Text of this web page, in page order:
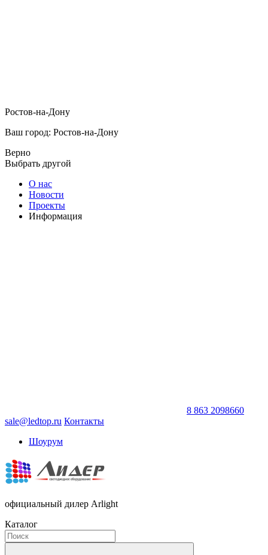
Ростов-на-Дону
Ваш город: Ростов-на-Дону
Верно
Выбрать другой
О нас
Новости
Проекты
Информация
8 863 2098660
sale@ledtop.ru Контакты
Шоурум
официальный дилер Arlight
Каталог